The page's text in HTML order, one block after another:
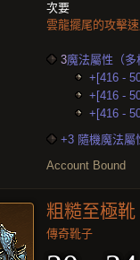
次要
雲龍擺尾的攻擊
3魔法屬性（
+[416 -
+[416 -
+[416 -
+3 隨機魔法屬
Account Bound
粗糙至極靴
傳奇靴子